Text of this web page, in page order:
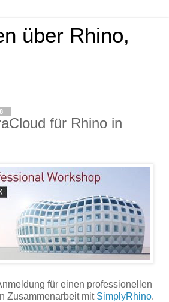
über Rhino,
für Rhino in
für einen professionellen
Zusammenarbeit mit SimplyRhino.